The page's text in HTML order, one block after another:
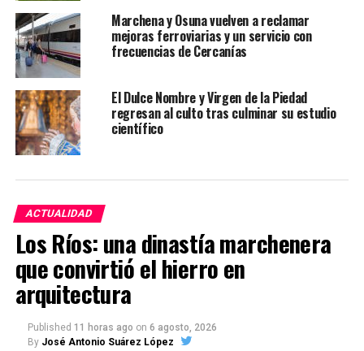
Marchena y Osuna vuelven a reclamar
mejoras ferroviarias y un servicio con
frecuencias de Cercanías
El Dulce Nombre y Virgen de la Piedad
regresan al culto tras culminar su estudio
científico
ACTUALIDAD
Los Ríos: una dinastía marchenera
que convirtió el hierro en
arquitectura
Published 11 horas ago on 6 agosto, 2026
By José Antonio Suárez López